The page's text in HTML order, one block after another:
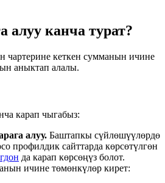
алуу канча турат?
чартерине кеткен сумманын ичине
аныктап алалы.
карап чыгабыз:
алуу. Баштапкы сүйлөшүүлөрдө
профилдик сайттарда көрсөтүлгөн
да карап көрсөңүз болот.
ичине төмөнкүлөр кирет: